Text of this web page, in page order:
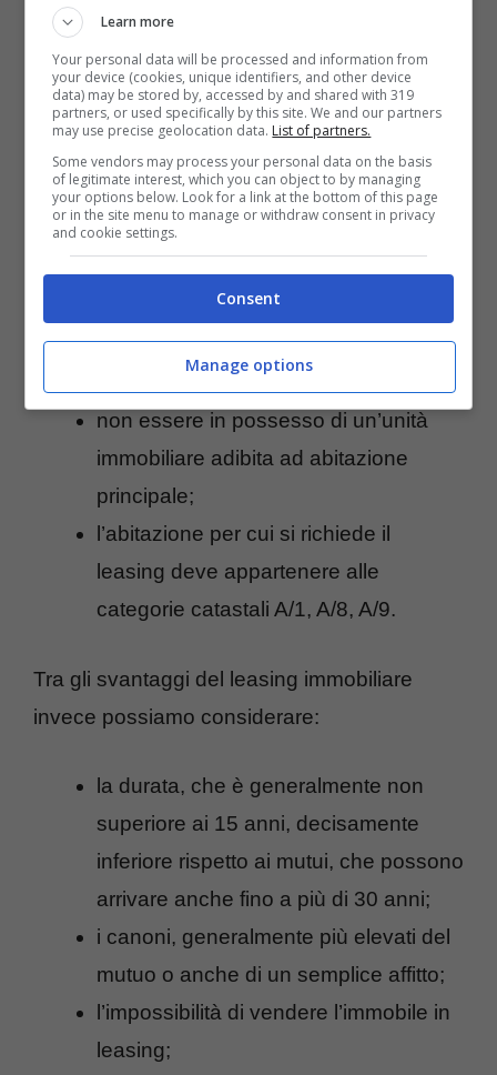
leasing fino a un importo massimo di
8.000 euro annui;
detraibilità del 19% pari al prezzo del
riscatto fino a un importo massimo di
20.000 euro annui.
È necessario, tuttavia, che ricorrano i
seguenti requisiti:
un reddito complessivo non superiore
non essere in possesso di un’unità
immobiliare adibita ad abitazione
principale;
l’abitazione per cui si richiede il
leasing deve appartenere alle
categorie catastali A/1, A/8, A/9.
Tra gli svantaggi del leasing immobiliare
invece possiamo considerare:
la durata, che è generalmente non
superiore ai 15 anni, decisamente
inferiore rispetto ai mutui, che possono
arrivare anche fino a più di 30 anni;
i canoni, generalmente più elevati del
mutuo o anche di un semplice affitto;
l’impossibilità di vendere l’immobile in
leasing;
Learn more
Your personal data will be processed and information from
your device (cookies, unique identifiers, and other device
data) may be stored by, accessed by and shared with 319
partners, or used specifically by this site. We and our partners
may use precise geolocation data. List of partners.
Some vendors may process your personal data on the basis
of legitimate interest, which you can object to by managing
your options below. Look for a link at the bottom of this page
or in the site menu to manage or withdraw consent in privacy
and cookie settings.
Consent
Manage options